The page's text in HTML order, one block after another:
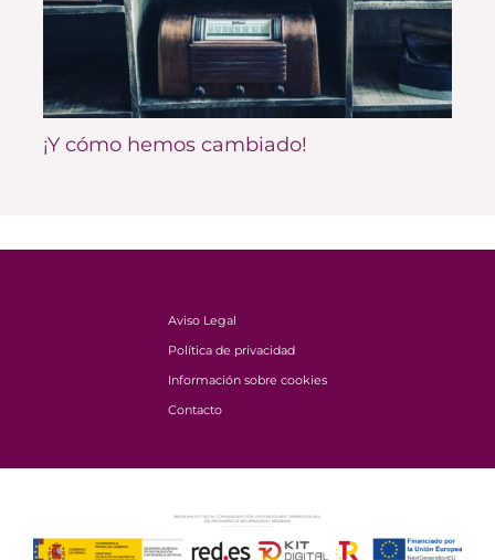
¡Y cómo hemos cambiado!
Aviso Legal
Política de privacidad
Información sobre cookies
Contacto